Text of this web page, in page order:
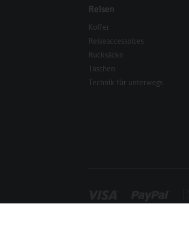
Reisen
Koffer
Reiseaccessoires
Rucksäcke
Taschen
Technik für unterwegs